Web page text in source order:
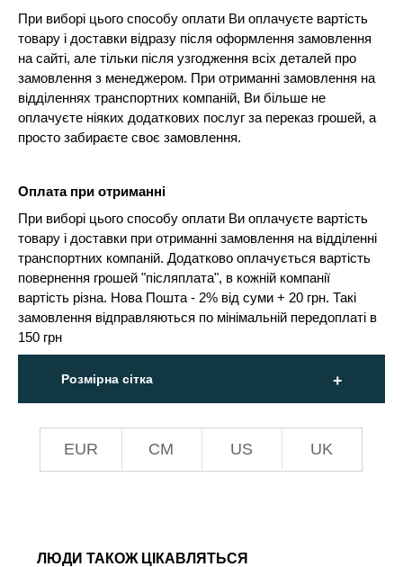
При виборі цього способу оплати Ви оплачуєте вартість
товару і доставки відразу після оформлення замовлення
на сайті, але тільки після узгодження всіх деталей про
замовлення з менеджером. При отриманні замовлення на
відділеннях транспортних компаній, Ви більше не
оплачуєте ніяких додаткових послуг за переказ грошей, а
просто забираєте своє замовлення.
Оплата при отриманні
При виборі цього способу оплати Ви оплачуєте вартість
товару і доставки при отриманні замовлення на відділенні
транспортних компаній. Додатково оплачується вартість
повернення грошей "післяплата", в кожній компанії
вартість різна. Нова Пошта - 2% від суми + 20 грн. Такі
замовлення відправляються по мінімальній передоплаті в
150 грн
Розмірна сітка
EUR СМ US UK
ЛЮДИ ТАКОЖ ЦІКАВЛЯТЬСЯ